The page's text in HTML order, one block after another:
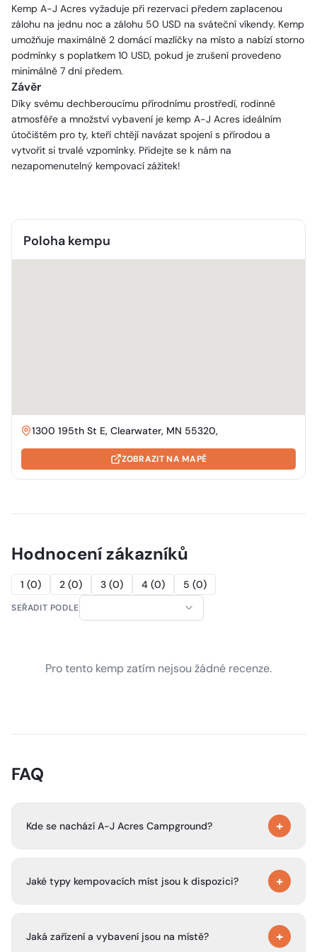
Kemp A-J Acres vyžaduje při rezervaci předem zaplacenou
zálohu na jednu noc a zálohu 50 USD na sváteční víkendy. Kemp
umožňuje maximálně 2 domácí mazlíčky na místo a nabízí storno
podmínky s poplatkem 10 USD, pokud je zrušení provedeno
minimálně 7 dní předem.
Závěr
Díky svému dechberoucímu přírodnímu prostředí, rodinné
atmosféře a množství vybavení je kemp A-J Acres ideálním
útočištěm pro ty, kteří chtějí navázat spojení s přírodou a
vytvořit si trvalé vzpomínky. Přidejte se k nám na
nezapomenutelný kempovací zážitek!
Poloha kempu
1300 195th St E, Clearwater, MN 55320,
ZOBRAZIT NA MAPĚ
Hodnocení zákazníků
1 (0) 2 (0) 3 (0) 4 (0) 5 (0)
SEŘADIT PODLE
Pro tento kemp zatím nejsou žádné recenze.
FAQ
Kde se nachází A-J Acres Campground? +
Minnesotě, asi 50 mil od Twin Cities a 15 mil od St.
Jaké typy kempovacích míst jsou k dispozici? +
pro obytné vozy, místa pro couvání s obytným vozem a
Jaká zařízení a vybavení jsou na místě? +